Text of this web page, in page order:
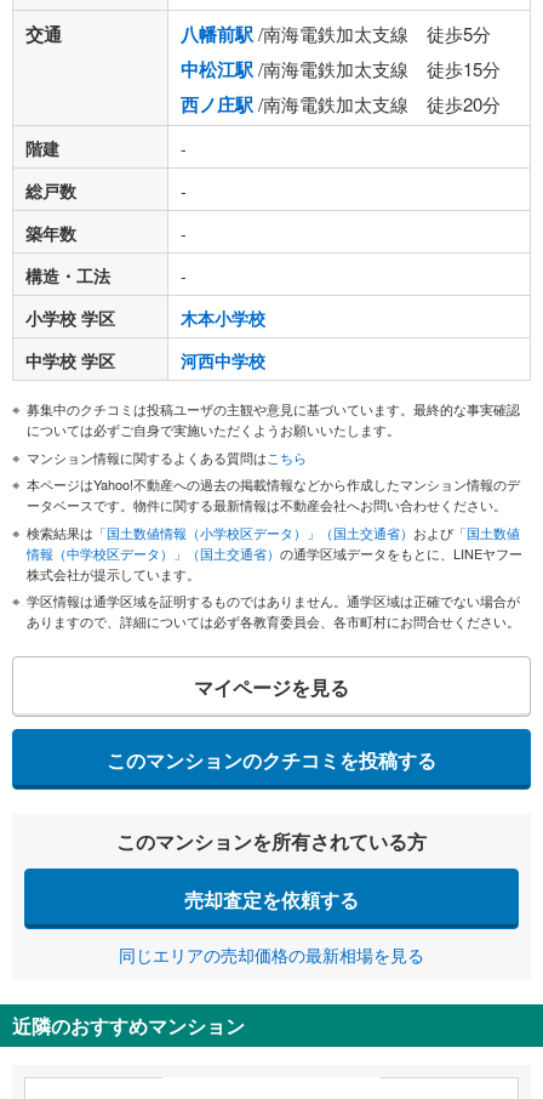
交通 八幡前駅/南海電鉄加太支線 徒歩5分
中松江駅/南海電鉄加太支線 徒歩15分
西ノ庄駅/南海電鉄加太支線 徒歩20分
階建
-
総戸数
-
築年数
-
構造・工法
-
小学校 学区
木本小学校
中学校 学区
河西中学校
募集中のクチコミは投稿ユーザの主観や意見に基づいています。最終的な事実確認
については必ずご自身で実施いただくようお願いいたします。
マンション情報に関するよくある質問はこちら
本ページはYahoo!不動産への過去の掲載情報などから作成したマンション情報のデ
ータベースです。物件に関する最新情報は不動産会社へお問い合わせください。
検索結果は 「国土数値情報（小学校区データ）」（国土交通省） および 「国土数値
情報（中学校区データ）」（国土交通省） の通学区域データをもとに、LINEヤフー
株式会社が提示しています。
学区情報は通学区域を証明するものではありません。通学区域は正確でない場合が
ありますので、詳細については必ず各教育委員会、各市町村にお問合せください。
マイページを見る
このマンションのクチコミを投稿する
このマンションを所有されている方
売却査定を依頼する
同じエリアの売却価格の最新相場を見る
近隣のおすすめマンション